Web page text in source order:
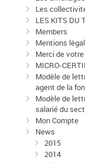
Les
LES KITS DU
Members
Mentions
Merci de
MICRO-
Modèle de
agent de la
Modèle de
salarié du
Mon Compte
News
2015
2014